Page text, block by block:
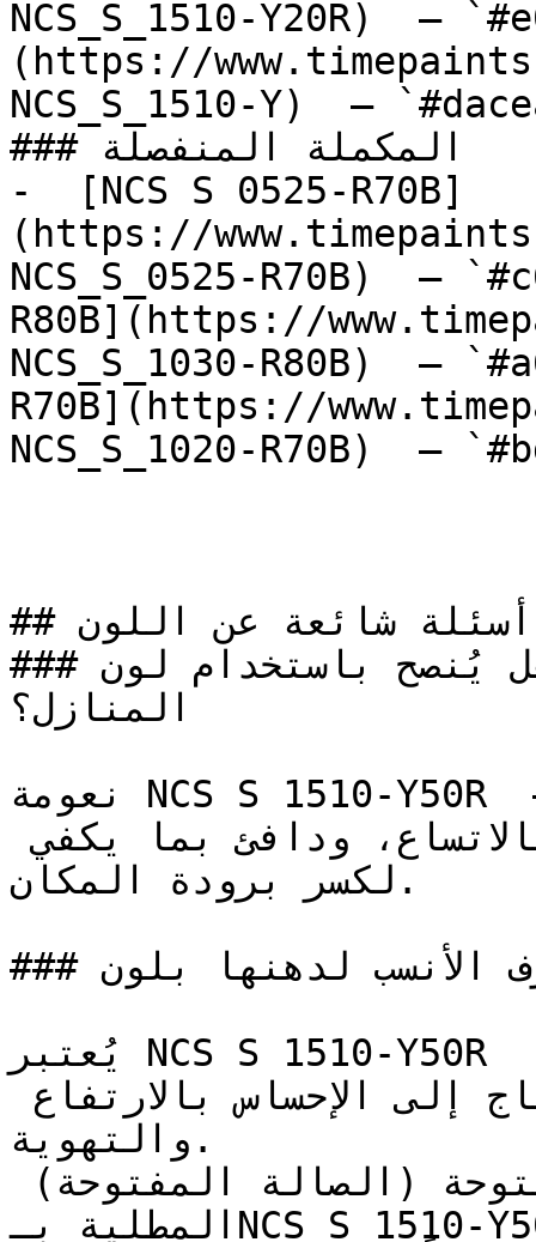
NCS_S_1510-Y20R)  —
(https://
NCS_S_1510-Y)  —
### المكملة المنفصلة
-  [NCS S 0525-R70B]
(https://
NCS_S_0525-R70B)  —
R80B](https://
NCS_S_1030-R80B)  —
R70B](https://
NCS_S_1020-R70B)  —
## أسئلة شائعة عن اللون
### هل يُنصح باستخدام لون NCS S 1510-Y50R لطلاء
المنازل؟
نعومة NCS S 1510-Y50R تجعله خياراً مرناً وعملياً —
فاتح بما يكفي ليعطي إحساساً بالاتساع، ودافئ بما يكفي
لكسر برودة المكان.
### ما هي الغرف الأنسب لدهنها بلون NCS S 1510-Y50R؟
يُعتبر NCS S 1510-Y50R ممتازاً للأسقف والأجزاء العلوية
والتهوية.
المطلية بـNCS S 1510-Y50R تكتسب جواً أنيقاً ومرتباً